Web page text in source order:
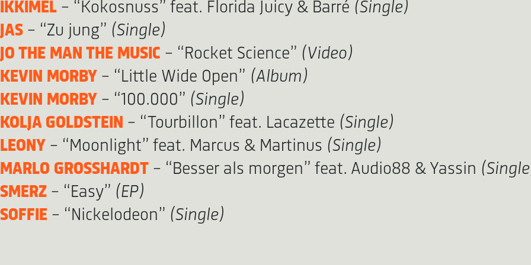
IKKIMEL – “Kokosnuss” feat. Florida Juicy & Barré (Single)
JAS – “Zu jung” (Single)
JO THE MAN THE MUSIC – “Rocket Science” (Video)
KEVIN MORBY – “Little Wide Open” (Album)
KEVIN MORBY – “100.000” (Single)
KOLJA GOLDSTEIN – “Tourbillon” feat. Lacazette (Single)
LEONY – “Moonlight” feat. Marcus & Martinus (Single)
MARLO GROSSHARDT – “Besser als morgen” feat. Audio88 & Yassin
SMERZ – “Easy” (EP)
SOFFIE – “Nickelodeon” (Single)